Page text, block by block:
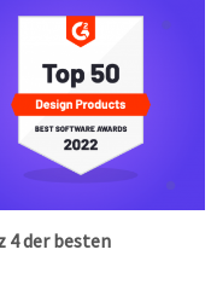
4 der besten